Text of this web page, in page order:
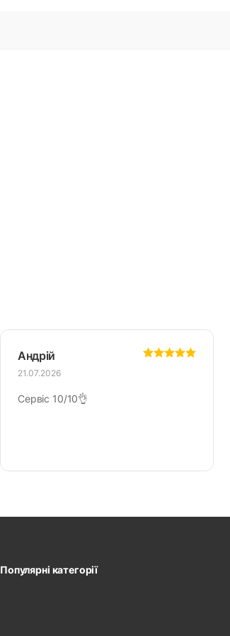
Андрій
21.07.2026
Сервіс 10/10👌
Популярні категорії